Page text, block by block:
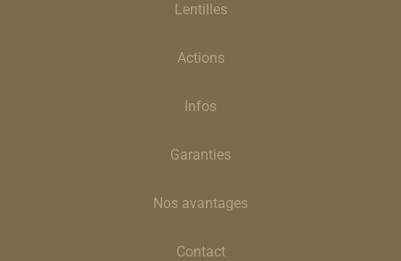
Lentilles
Actions
Infos
Garanties
Nos avantages
Contact